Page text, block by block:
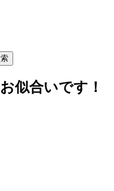
似合いです！